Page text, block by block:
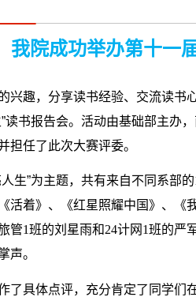
我院成功举办第十一
兴趣，分享读书经验、交流读书
读书报告会。活动由基础部主办
担任了此次大赛评委。
生”为主题，共有来自不同系部的
活着》、《红星照耀中国》、
管1班的刘星雨和24计网 1班的严
声。
了具体点评，充分肯定了同学